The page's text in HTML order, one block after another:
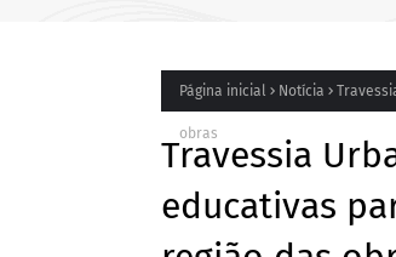
Página inicial Notícia
obras
Travessia
educativas